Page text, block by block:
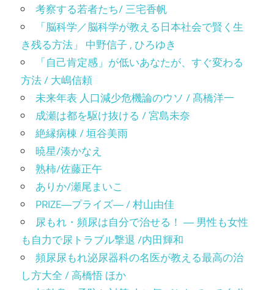
考察する若者たち/ 三宅香帆
「脳科学／脳科学が教える日本社会で賢く生
き残る方法」 中野信子 , ひろゆき
「自己肯定感」が低いあなたが、すぐ変わる
方法 / 大嶋信頼
未来年表 人口減少危機論のウソ / 髙橋洋一
成瀬は都を駆け抜ける / 宮島未奈
絶縁病棟 / 垣谷美雨
暁星/湊かなえ
熟柿/佐藤正午
ありか/瀬尾まいこ
PRIZE―プライズ― / 村山由佳
尿もれ・頻尿は自分で治せる！ ― 男性も女性
も自力で尿トラブル撃退 /内田輝和
頻尿尿もれ泌尿器科の名医が教える最高の治
し方大全 / 高橋悟 ほか